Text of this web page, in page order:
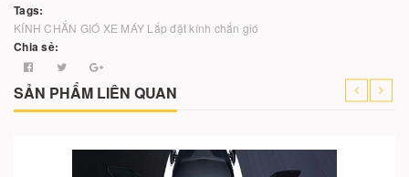
Tags:
KÍNH CHẮN GIÓ XE MÁY Lắp đặt kính chắn gió
Chia sẻ:
SẢN PHẨM LIÊN QUAN